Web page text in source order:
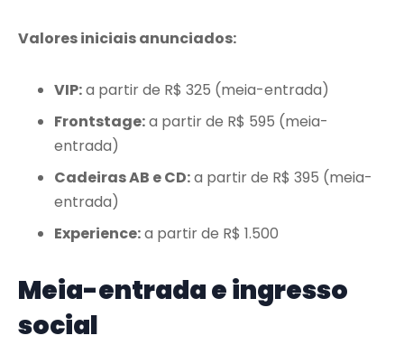
Valores iniciais anunciados:
VIP:a partir de R$ 325 (meia-entrada)
Frontstage:a partir de R$ 595 (meia-
entrada)
Cadeiras AB e CD:a partir de R$ 395 (meia-
entrada)
Experience:a partir de R$ 1.500
Meia-entrada e ingresso
social